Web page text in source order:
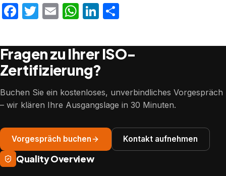
Facebook
Twitter
EmailWhatsApp
LinkedIn
Fragen zu Ihrer ISO-
Zertifizierung?
Buchen Sie ein kostenloses, unverbindliches Vorgespräch
– wir klären Ihre Ausgangslage in 30 Minuten.
Vorgespräch buchen Kontakt aufnehmen
Quality Overview